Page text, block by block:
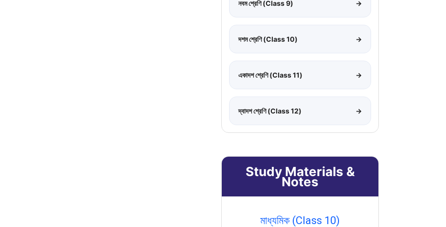
নবম শ্রেণি (Class 9) →
দশম শ্রেণি (Class 10) →
একাদশ শ্রেণি (Class 11) →
দ্বাদশ শ্রেণি (Class 12) →
Study Materials &
Notes
মাধ্যমিক (Class 10)